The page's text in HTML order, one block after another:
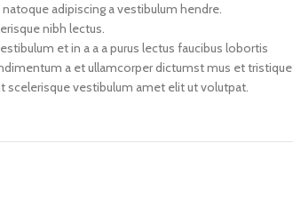
adipiscing a vestibulum hendre.
nibh lectus.
et in a a a purus lectus faucibus lobortis
a et ullamcorper dictumst mus et tristique
vestibulum amet elit ut volutpat.